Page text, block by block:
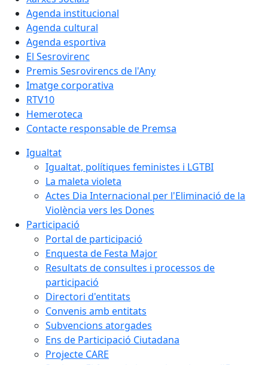
Agenda institucional
Agenda cultural
Agenda esportiva
El Sesrovirenc
Premis Sesrovirencs de l'Any
Imatge corporativa
RTV10
Hemeroteca
Contacte responsable de Premsa
Igualtat
Igualtat, polítiques feministes i LGTBI
La maleta violeta
Actes Dia Internacional per l'Eliminació de la
Violència vers les Dones
Participació
Portal de participació
Enquesta de Festa Major
Resultats de consultes i processos de
participació
Directori d'entitats
Convenis amb entitats
Subvencions atorgades
Ens de Participació Ciutadana
Projecte CARE